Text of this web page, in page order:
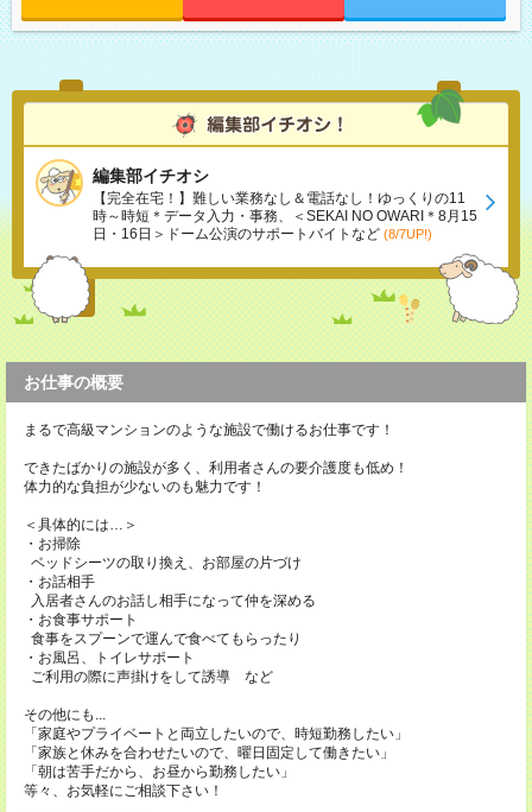
編集部イチオシ
【完全在宅！】難しい業務なし＆電話なし！ゆっくりの11
時～時短＊データ入力・事務、＜SEKAI NO OWARI＊8月15
日・16日＞ドーム公演のサポートバイトなど (8/7UP!)
お仕事の概要
まるで高級マンションのような施設で働けるお仕事です！
できたばかりの施設が多く、利用者さんの要介護度も低め！
体力的な負担が少ないのも魅力です！
＜具体的には…＞
・お掃除
ベッドシーツの取り換え、お部屋の片づけ
・お話相手
入居者さんのお話し相手になって仲を深める
・お食事サポート
食事をスプーンで運んで食べてもらったり
・お風呂、トイレサポート
ご利用の際に声掛けをして誘導 など
その他にも...
「家庭やプライベートと両立したいので、時短勤務したい」
「家族と休みを合わせたいので、曜日固定して働きたい」
「朝は苦手だから、お昼から勤務したい」
等々、お気軽にご相談下さい！